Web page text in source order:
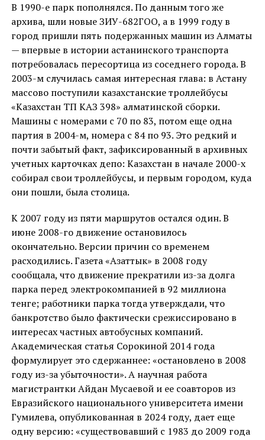
В 1990-е парк пополнялся. По данным того же
архива, шли новые ЗИУ-682ГОО, а в 1999 году в
город пришли пять подержанных машин из Алматы
— впервые в истории астанинского транспорта
потребовалась пересортица из соседнего города. В
2003-м случилась самая интересная глава: в Астану
массово поступили казахстанские троллейбусы
«Казахстан ТП КАЗ 398» алматинской сборки.
Машины с номерами с 70 по 83, потом еще одна
партия в 2004-м, номера с 84 по 93. Это редкий и
почти забытый факт, зафиксированный в архивных
учетных карточках депо: Казахстан в начале 2000-х
собирал свои троллейбусы, и первым городом, куда
они пошли, была столица.
К 2007 году из пяти маршрутов остался один. В
июне 2008-го движение остановилось
окончательно. Версии причин со временем
расходились. Газета «Азаттык» в 2008 году
сообщала, что движение прекратили из-за долга
парка перед электрокомпанией в 92 миллиона
тенге; работники парка тогда утверждали, что
банкротство было фактически срежиссировано в
интересах частных автобусных компаний.
Академическая статья Сорокиной 2014 года
формулирует это сдержаннее: «остановлено в 2008
году из-за убыточности». А научная работа
магистрантки Айдан Мусаевой и ее соавторов из
Евразийского национального университета имени
Гумилева, опубликованная в 2024 году, дает еще
одну версию: «существовавший с 1983 до 2009 года